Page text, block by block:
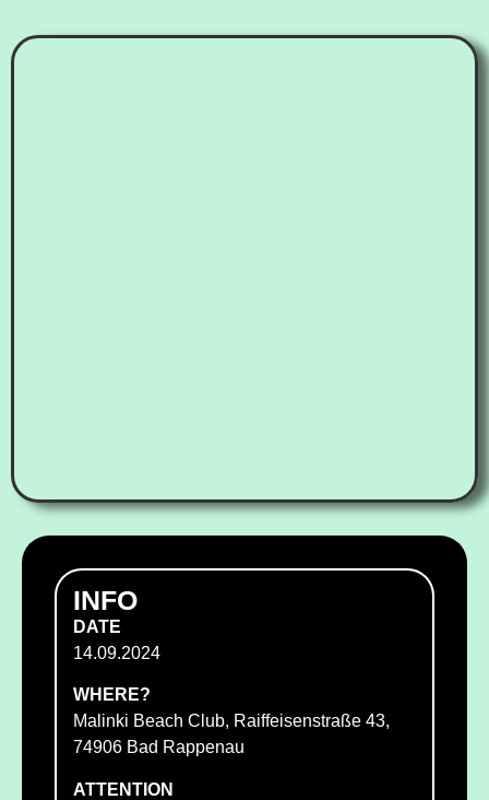
INFO
DATE
14.09.2024
WHERE?
Malinki Beach Club, Raiffeisenstraße 43,
74906 Bad Rappenau
ATTENTION